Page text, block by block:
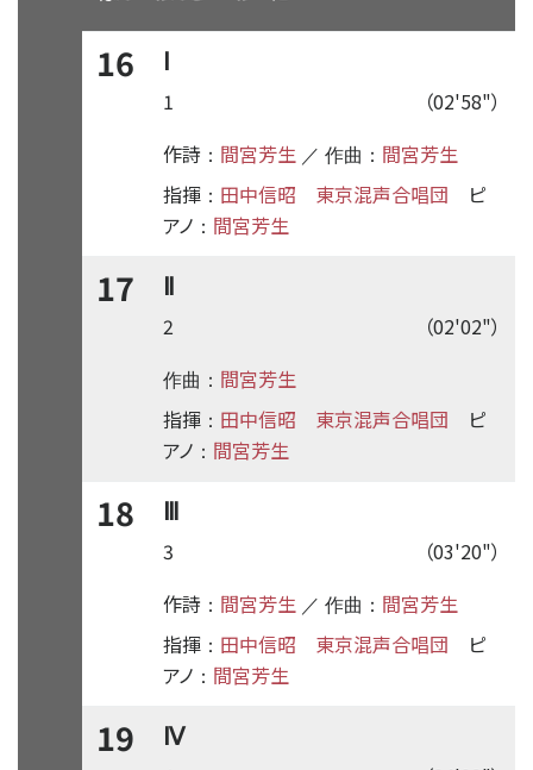
16
（02'58"）
1
作詩 ： 間宮芳生 ／ 作曲： 間宮芳生
指揮 ： 田中信昭 東京混声合唱団
ピ
アノ ： 間宮芳生
17
（02'02"）
2
作曲： 間宮芳生
指揮 ： 田中信昭 東京混声合唱団
ピ
アノ ： 間宮芳生
18
（03'20"）
3
作詩 ： 間宮芳生 ／ 作曲： 間宮芳生
指揮 ： 田中信昭 東京混声合唱団
ピ
アノ ： 間宮芳生
19 Ⅳ